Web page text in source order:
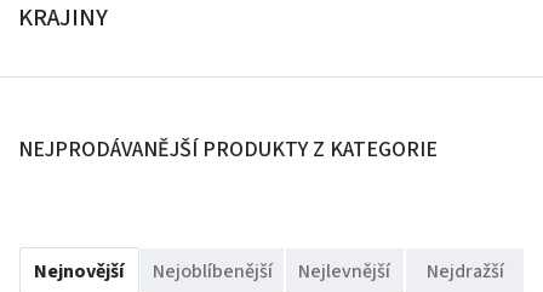
KRAJINY
NEJPRODÁVANĚJŠÍ PRODUKTY Z KATEGORIE
Nejnovější Nejoblíbenější Nejlevnější Nejdražší